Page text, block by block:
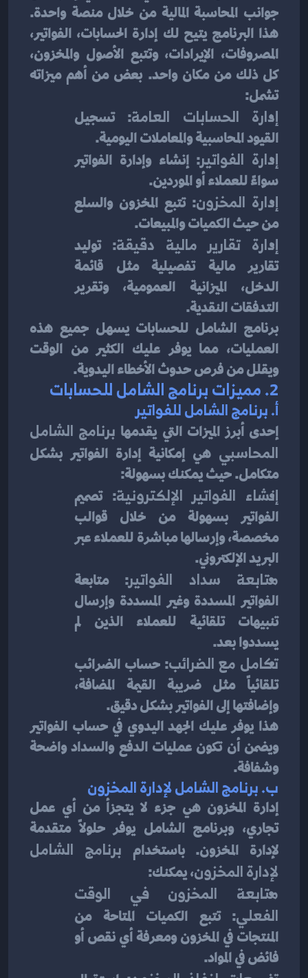
تشمل:
إدارة الحسابات العامة
القيود المحاسبية والمعاملات اليومية.
إدارة الفواتير : إنشاء وإدارة الفواتير
سواءً للعملاء أو الموردين.
إدارة المخزون : تتبع المخزون والسلع
من حيث الكميات والمبيعات.
إدارة تقارير مالية دقيقة : توليد
تقارير مالية تفصيلية مثل قائمة
الدخل، الميزانية العمومية، وتقرير
التدفقات النقدية.
ويقلل من فرص حدوث الأخطاء اليدوية.
2. مميزات برنامج الشامل للحسابات
أ. برنامج الشامل للفواتير
إحدى أبرز الميزات التي يقدمها
المحاسبي
متكامل. حيث يمكنك بسهولة:
إنشاء الفواتير الإلكترونية
مخصصة، وإرسالها مباشرة للعملاء عبر
البريد الإلكتروني.
متابعة سداد الفواتير : متابعة
يسددوا بعد.
تكامل مع الضرائب
وإضافتها إلى الفواتير بشكل دقيق.
هذا يوفر عليك الجهد اليدوي في حساب الفواتير
وشفافة.
ب. برنامج الشامل لإدارة المخزون
لإدارة المخزون. باستخدام
لإدارة المخزون، يمكنك:
الفعلي
فائض في المواد.